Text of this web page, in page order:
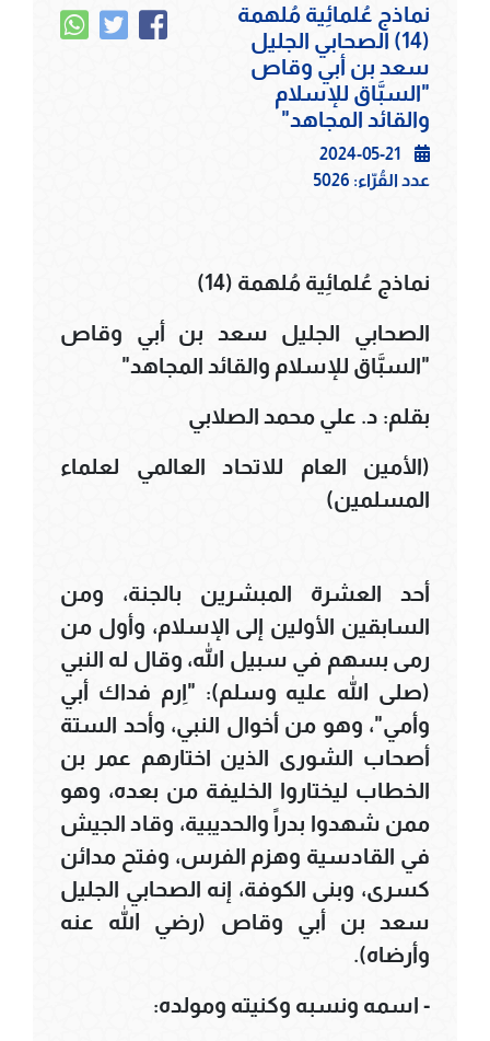
نماذج عُلمائِية مُلهمة
(14) الصحابي الجليل
سعد بن أبي وقاص
"السبَّاق للإسلام
والقائد المجاهد"
2024-05-21
عدد القُرّاء: 5026
نماذج عُلمائِية مُلهمة (14)
الصحابي الجليل سعد بن أبي وقاص
"السبَّاق للإسلام والقائد المجاهد"
بقلم: د. علي محمد الصلابي
(الأمين العام للاتحاد العالمي لعلماء
المسلمين)
أحد العشرة المبشرين بالجنة، ومن
السابقين الأولين إلى الإسلام، وأول من
رمى بسهم في سبيل الله، وقال له النبي
(صلى الله عليه وسلم): "اِرم فداك أبي
وأمي"، وهو من أخوال النبي، وأحد الستة
أصحاب الشورى الذين اختارهم عمر بن
الخطاب ليختاروا الخليفة من بعده، وهو
ممن شهدوا بدراً والحديبية، وقاد الجيش
في القادسية وهزم الفرس، وفتح مدائن
كسرى، وبنى الكوفة، إنه الصحابي الجليل
سعد بن أبي وقاص (رضي الله عنه
وأرضاه).
- اسمه ونسبه وكنيته ومولده: